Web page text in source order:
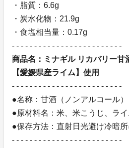
・脂質：6.6g
・炭水化物：21.9g
・食塩相当量：0.17g
- - - - - - - - - - - - - - - - - - - - - - - - -
商品名：ミナギル リカバリー甘
【愛媛県産ライム】使用
- - - - - - - - - - - - - - - - - - - - - - - - -
●名称：甘酒（ノンアルコール）
●原材料名：米、米こうじ、ライ
●保存方法：直射日光避け冷暗
- - - - - - - - - - - - - - - - - - - - - - - - -